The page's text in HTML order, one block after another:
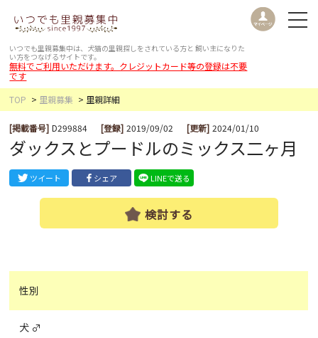
いつでも里親募集中は、犬猫の里親探しをされている方と 飼い主になりた
い方をつなげるサイトです。
無料でご利用いただけます。クレジットカード等の登録は不要
です
TOP
里親募集 里親詳細
[掲載番号] D299884 [登録] 2019/09/02 [更新] 2024/01/10
ダックスとプードルのミックス二ヶ月
ツイート シェア LINEで送る
検討する
性別
犬 ♂